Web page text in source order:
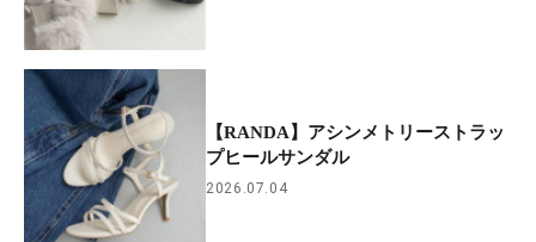
【RANDA】アシンメトリーストラッ
プヒールサンダル
2026.07.04